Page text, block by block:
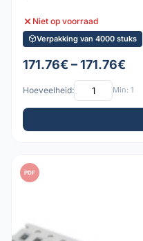
Niet op voorraad
Verpakking van 4000 stuks
171.76€ – 171.76€
Hoeveelheid: Min: 1
PDF